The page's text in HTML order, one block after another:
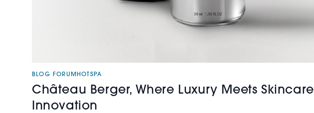
BLOG FORUMHOTSPA
Château Berger, Where Luxury Meets Skincare
Innovation